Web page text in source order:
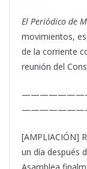
El Periódico de
movimientos,
de la corriente
reunión del
[AMPLIACIÓN]
un día después
Asamblea